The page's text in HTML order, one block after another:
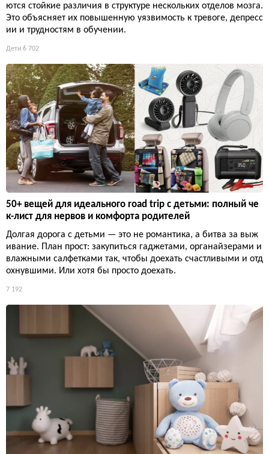
ются стойкие различия в структуре нескольких отделов мозга.
Это объясняет их повышенную уязвимость к тревоге, депресс
ии и трудностям в обучении.
Дети 6 702
50+ вещей для идеального road trip с детьми: полный че
к-лист для нервов и комфорта родителей
Долгая дорога с детьми — это не романтика, а битва за выж
ивание. План прост: закупиться гаджетами, органайзерами и
влажными салфетками так, чтобы доехать счастливыми и отд
охнувшими. Или хотя бы просто доехать.
7 192